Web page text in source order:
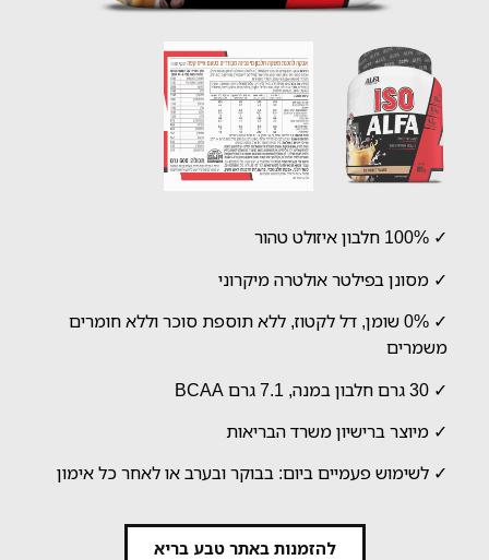
✓ 100% חלבון איזולט טהור
✓ מסונן בפילטר אולטרה מיקרוני
✓ 0% שומן, דל לקטוז, ללא תוספת סוכר וללא חומרים
משמרים
✓ 30 גרם חלבון במנה, 7.1 גרם BCAA
✓ מיוצר ברישיון משרד הבריאות
✓ לשימוש פעמיים ביום: בבוקר ובערב או לאחר כל אימון
להזמנות באתר טבע בריא